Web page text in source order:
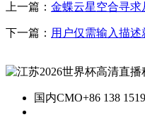
上一篇： 金蝶云星空合寻
下一篇： 用户仅需输入描
国内CMO+86 138